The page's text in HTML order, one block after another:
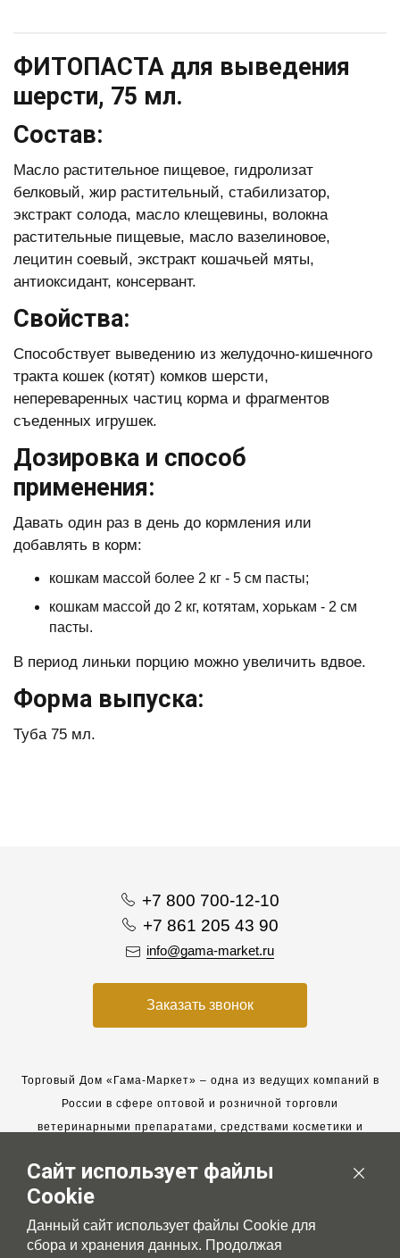
ФИТОПАСТА для выведения
шерсти, 75 мл.
Состав:
Масло растительное пищевое, гидролизат
белковый, жир растительный, стабилизатор,
экстракт солода, масло клещевины, волокна
растительные пищевые, масло вазелиновое,
лецитин соевый, экстракт кошачьей мяты,
антиоксидант, консервант.
Свойства:
Способствует выведению из желудочно-кишечного
тракта кошек (котят) комков шерсти,
непереваренных частиц корма и фрагментов
съеденных игрушек.
Дозировка и способ
применения:
Давать один раз в день до кормления или
добавлять в корм:
кошкам массой более 2 кг - 5 см пасты;
кошкам массой до 2 кг, котятам, хорькам - 2 см
пасты.
В период линьки порцию можно увеличить вдвое.
Форма выпуска:
Туба 75 мл.
+7 800 700-12-10
+7 861 205 43 90
info@gama-market.ru
Заказать звонок
Торговый Дом «Гама-Маркет» – одна из ведущих компаний в
России в сфере оптовой и розничной торговли
ветеринарными препаратами, средствами косметики и
Мы работаем с 2005 года. Мы приглашаем к сотрудничеству
новых клиентов и всегда рассчитываем на взаимовыгодные,
долгосрочные партнерские отношения.
Сайт использует файлы
Cookie
Данный сайт использует файлы Cookie для
сбора и хранения данных. Продолжая